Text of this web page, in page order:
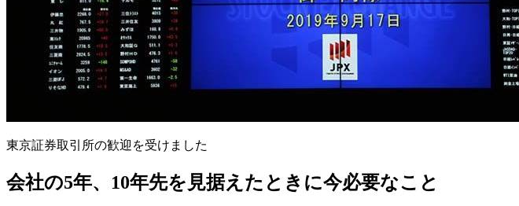
東京証券取引所の歓迎を受けました
会社の5年、10年先を見据えたときに今必要なこと